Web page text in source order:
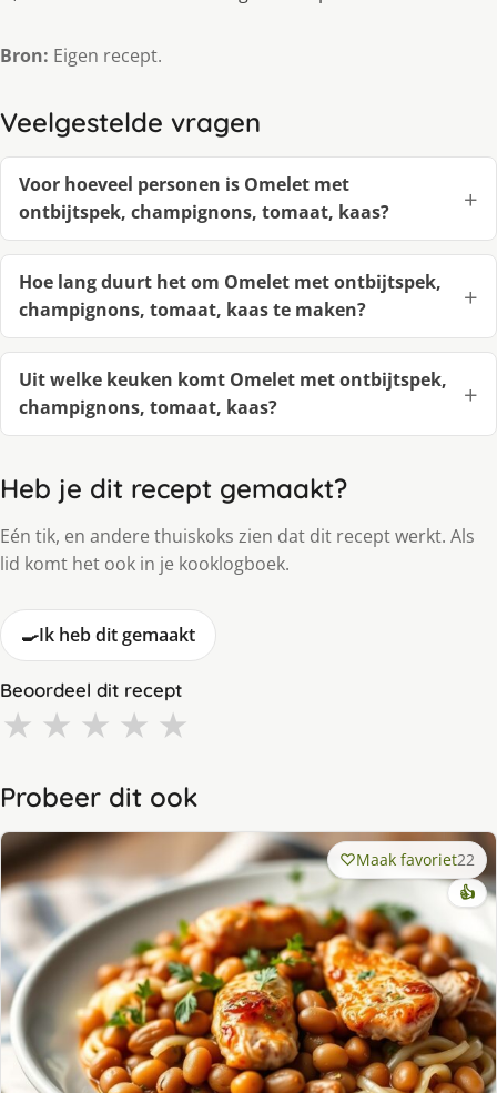
Bron: Eigen recept.
Veelgestelde vragen
Voor hoeveel personen is Omelet met
ontbijtspek, champignons, tomaat, kaas?
Hoe lang duurt het om Omelet met ontbijtspek,
champignons, tomaat, kaas te maken?
Uit welke keuken komt Omelet met ontbijtspek,
champignons, tomaat, kaas?
Heb je dit recept gemaakt?
Eén tik, en andere thuiskoks zien dat dit recept werkt. Als
lid komt het ook in je kooklogboek.
🍳Ik heb dit gemaakt
Beoordeel dit recept
★ ★ ★ ★ ★
Probeer dit ook
Maak favoriet22
👍